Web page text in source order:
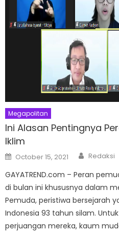
Megapolitan
Ini Alasan Pentingnya
Iklim
Posted
on
October 15, 2021 Author
Redaksi
GAYATREND.com – Peran
di bulan ini khususnya dalam
Pemuda, peristiwa bersejarah
Indonesia 93 tahun silam.
perjuangan mereka, kaum